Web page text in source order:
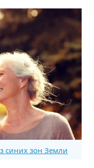
синих зон Земли